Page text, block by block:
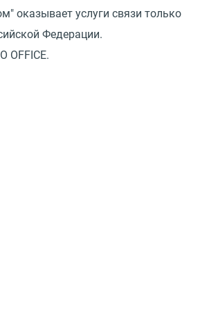
оказывает услуги связи только
Федерации.
OFFICE.